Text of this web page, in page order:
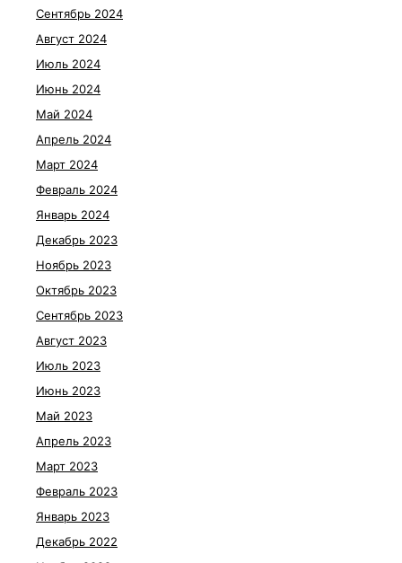
Сентябрь 2024
Август 2024
Июль 2024
Июнь 2024
Май 2024
Апрель 2024
Март 2024
Февраль 2024
Январь 2024
Декабрь 2023
Ноябрь 2023
Октябрь 2023
Сентябрь 2023
Август 2023
Июль 2023
Июнь 2023
Май 2023
Апрель 2023
Март 2023
Февраль 2023
Январь 2023
Декабрь 2022